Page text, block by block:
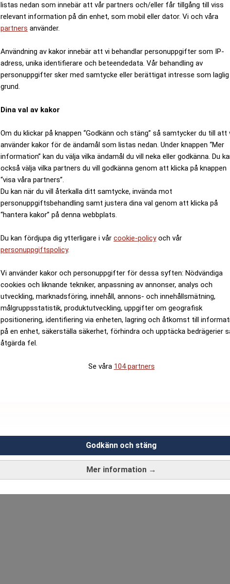
listas nedan som innebär att vår partners och/eller får tillgång till viss
relevant information på din enhet, som mobil eller dator. Vi och våra
partners använder.
Användning av kakor innebär att vi behandlar personuppgifter som IP-
adress, unika identifierare och beteendedata. Vår behandling av
personuppgifter sker med samtycke eller berättigat intresse som laglig
grund.
Dina val av kakor
Om du klickar på knappen “Godkänn och stäng” så samtycker du till att
använder kakor för de ändamål som listas nedan. Under knappen “Mer
information” kan du välja vilka ändamål du vill neka eller godkänna. Du
också välja vilka partners du vill godkänna genom att klicka på knappen
“visa våra partners”.
Du kan när du vill återkalla ditt samtycke, invända mot
personuppgiftsbehandling samt justera dina val genom att klicka på
“hantera kakor” på denna webbplats.
Du kan fördjupa dig ytterligare i vår cookie-policyoch vår
personuppgiftspolicy.
Vi använder kakor och personuppgifter för dessa syften: Nödvändiga
cookies och liknande tekniker, anpassning av annonser, analys och
utveckling, marknadsföring, innehåll, annons- och innehållsmätning,
målgruppsstatistik, produktutveckling, uppgifter om geografisk
positionering, identifiering via enheten, lagring och åtkomst till
på en enhet, säkerställa säkerhet, förhindra och upptäcka bedrägerier
åtgärda fel.
Se våra 104 partners
Mer information →
Godkänn och stäng